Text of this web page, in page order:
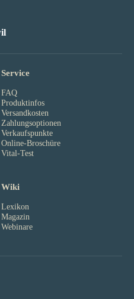
Service
FAQ
Produktinfos
Versandkosten
Zahlungsoptionen
Verkaufspunkte
Online-Broschüre
Vital-Test
Wiki
Lexikon
Magazin
Webinare